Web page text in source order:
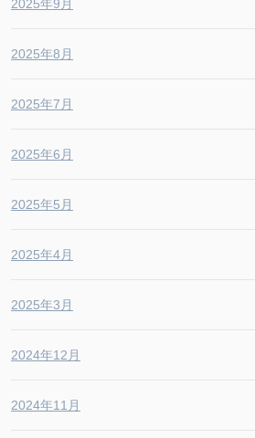
2025年9月
2025年8月
2025年7月
2025年6月
2025年5月
2025年4月
2025年3月
2024年12月
2024年11月